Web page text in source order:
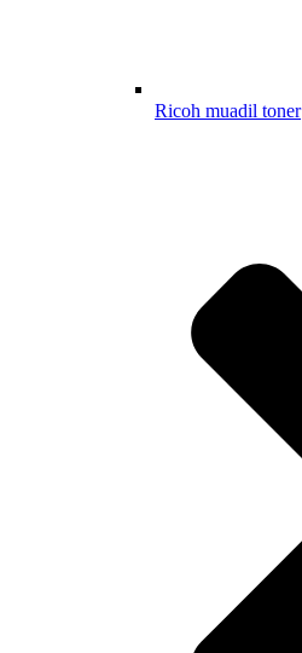
Ricoh muadil toner